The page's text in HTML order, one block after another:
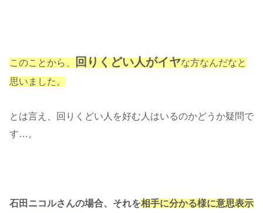
このことから、 回りくどい人がイヤな方なんだなと
思いました。
とは言え、回りくどい人を好む人はいるのかどうか疑問で
す…。
石田ニコルさんの場合、それを相手に分かる様に意思表示